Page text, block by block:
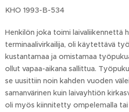
KHO 1993-B-534
Henkilön joka toimi laivaliikennettä
terminaalivirkailija, oli käytettävä
kustantamaa ja omistamaa
ollut vapaa-aikana sallittua.
se uusittiin noin kahden vuoden
samanvärinen kuin laivayhtiön
oli myös kiinnitetty ompelemalla tai